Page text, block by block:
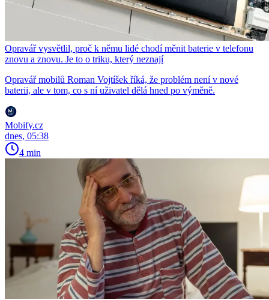
Opravář vysvětlil, proč k němu lidé chodí měnit baterie v telefonu
znovu a znovu. Je to o triku, který neznají
Opravář mobilů Roman Vojtíšek říká, že problém není v nové
baterii, ale v tom, co s ní uživatel dělá hned po výměně.
Mobify.cz
dnes, 05:38
4 min